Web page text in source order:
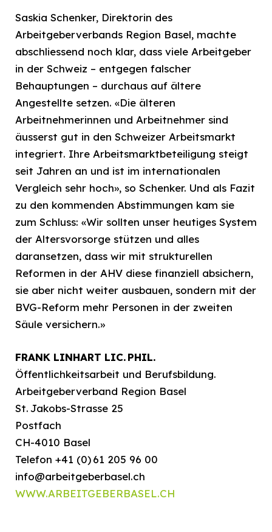
Saskia Schenker, Direktorin des
Arbeitgeberverbands Region Basel, machte
abschliessend noch klar, dass viele Arbeitgeber
in der Schweiz – entgegen falscher
Behauptungen – durchaus auf ältere
Angestellte setzen. «Die älteren
Arbeitnehmerinnen und Arbeitnehmer sind
äusserst gut in den Schweizer Arbeitsmarkt
integriert. Ihre Arbeitsmarktbeteiligung steigt
seit Jahren an und ist im internationalen
Vergleich sehr hoch», so Schenker. Und als Fazit
zu den kommenden Abstimmungen kam sie
zum Schluss: «Wir sollten unser heutiges System
der Altersvorsorge stützen und alles
daransetzen, dass wir mit strukturellen
Reformen in der AHV diese finanziell absichern,
sie aber nicht weiter ausbauen, sondern mit der
BVG-Reform mehr Personen in der zweiten
Säule versichern.»
FRANK LINHART LIC. PHIL.
Öffentlichkeitsarbeit und Berufsbildung.
Arbeitgeberverband Region Basel
St. Jakobs-Strasse 25
Postfach
CH-4010 Basel
Telefon +41 (0) 61 205 96 00
info@arbeitgeberbasel.ch
WWW.ARBEITGEBERBASEL.CH